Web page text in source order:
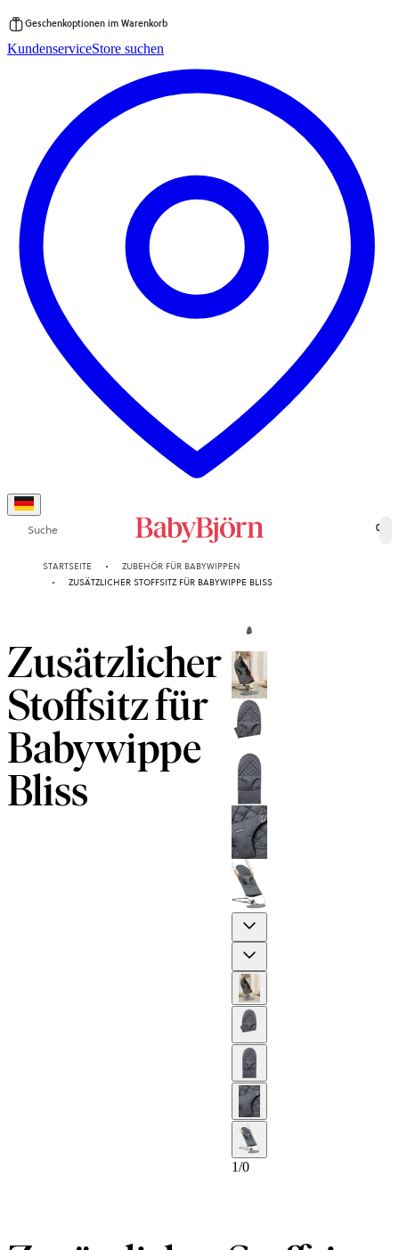
Inhalt
Geschenkoptionen im Warenkorb
KundenserviceStore suchen
Suche 0
STARTSEITE
ZUBEHÖR FÜR BABYWIPPEN
ZUSÄTZLICHER STOFFSITZ FÜR BABYWIPPE BLISS
Zusätzlicher
Stoffsitz für
Babywippe
Bliss
1/0